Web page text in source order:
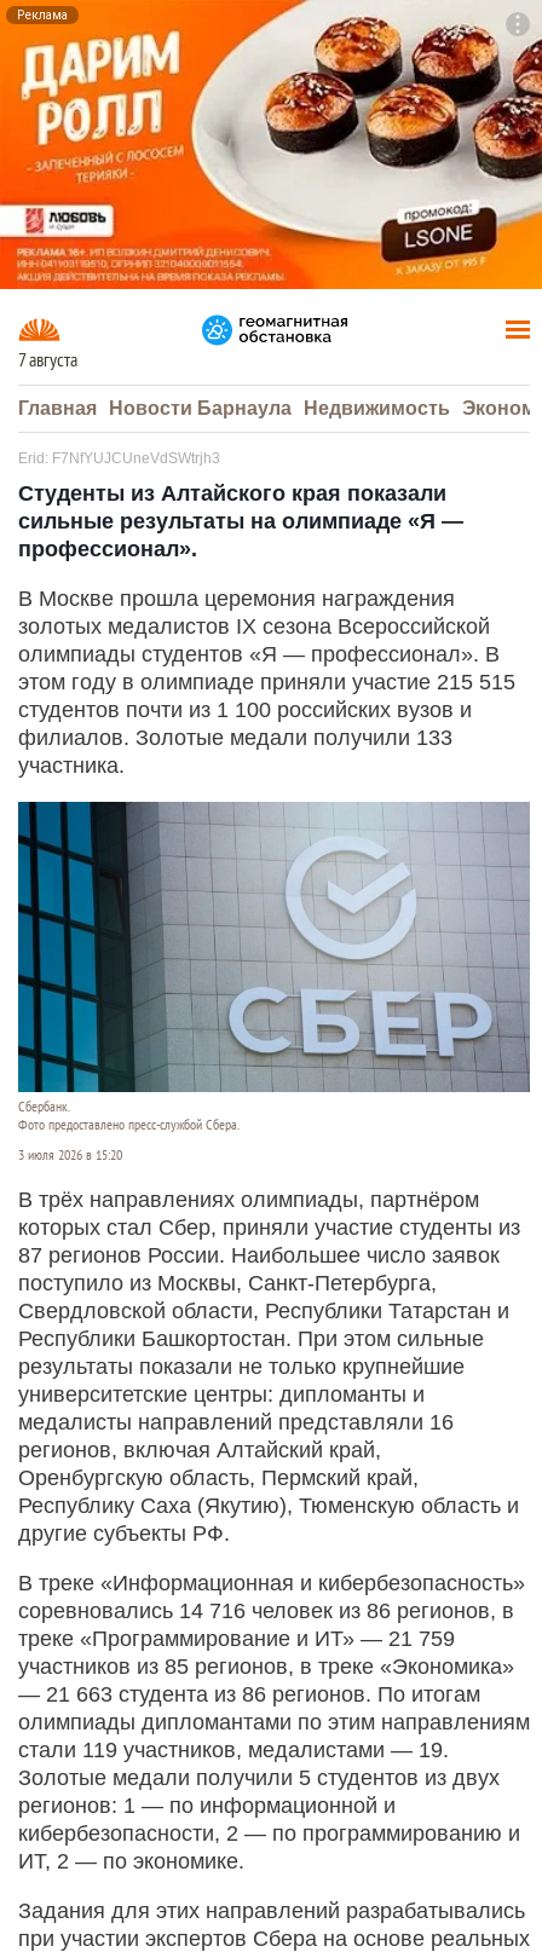
Реклама
7 августа
Главная Новости Барнаула Недвижимость
Erid: F7NfYUJCUneVdSWtrjh3
Студенты из Алтайского края показали
сильные результаты на олимпиаде «Я —
профессионал».
В Москве прошла церемония награждения
золотых медалистов IX сезона Всероссийской
олимпиады студентов «Я — профессионал». В
этом году в олимпиаде приняли участие 215 515
студентов почти из 1 100 российских вузов и
филиалов. Золотые медали получили 133
участника.
Сбербанк.
Фото предоставлено пресс-службой Сбера.
3 июля 2026 в 15:20
В трёх направлениях олимпиады, партнёром
которых стал Сбер, приняли участие студенты из
87 регионов России. Наибольшее число заявок
поступило из Москвы, Санкт-Петербурга,
Свердловской области, Республики Татарстан и
Республики Башкортостан. При этом сильные
результаты показали не только крупнейшие
университетские центры: дипломанты и
медалисты направлений представляли 16
регионов, включая Алтайский край,
Оренбургскую область, Пермский край,
Республику Саха (Якутию), Тюменскую область и
другие субъекты РФ.
В треке «Информационная и кибербезопасность»
соревновались 14 716 человек из 86 регионов, в
треке «Программирование и ИТ» — 21 759
участников из 85 регионов, в треке «Экономика»
— 21 663 студента из 86 регионов. По итогам
олимпиады дипломантами по этим направлениям
стали 119 участников, медалистами — 19.
Золотые медали получили 5 студентов из двух
регионов: 1 — по информационной и
кибербезопасности, 2 — по программированию и
ИТ, 2 — по экономике.
Задания для этих направлений разрабатывались
при участии экспертов Сбера на основе реальных